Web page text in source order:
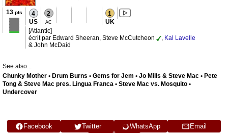
13 pts 4
US
2
AC
1
UK
[Atlantic]
écrit par Edward Sheeran, Steve McCutcheon
, Kal Lavelle
& John McDaid
See also...
Chunky Mother • Drum Burns • Gems for Jem • Jo Mills & Steve Mac • Pete
Tong & Steve Mac pres. Lingua Franca • Steve Mac vs. Mosquito •
Undercover
Facebook Twitter WhatsApp Email